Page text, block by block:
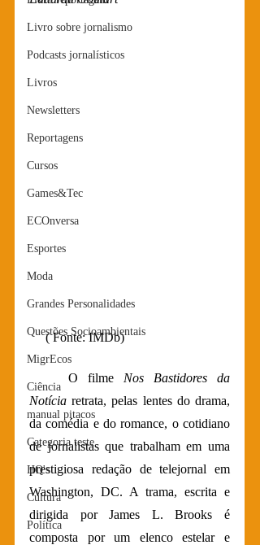
Livro sobre jornalismo
Podcasts jornalísticos
Livros
Newsletters
Reportagens
Cursos
Games&Tec
ECOnversa
Esportes
Moda
Grandes Personalidades
Questões Socioambientais
MigrEcos
Ciência
manual pitacos
Categoria teste
HQ's
Cultura
Política
     ( Fonte: IMDb)
	O filme
Nos Bastidores da
Notícia retrata, pelas lentes do drama,
da comédia e do romance, o cotidiano
de jornalistas que trabalham em uma
prestigiosa redação de telejornal em
Washington, DC. A trama, escrita e
dirigida por James L. Brooks é
composta por um elenco estelar e